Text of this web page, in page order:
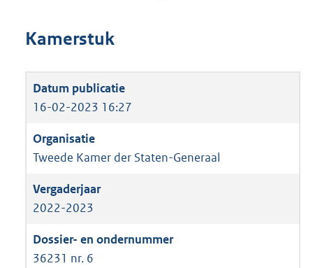
Kamerstuk
16-02-2023 16:27
Tweede Kamer der Staten-Generaal
2022-2023
36231 nr. 6